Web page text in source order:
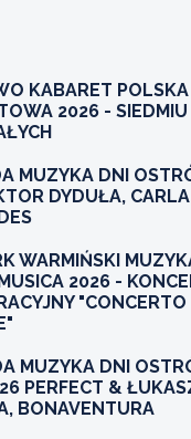
KABARET
2026 - SIEDMIU
MUZYKA DNI
DYDUŁA, CARLA
WARMIŃSKI
2026 -
"CONCERTO
MUZYKA DNI
PERFECT &
BONAVENTURA